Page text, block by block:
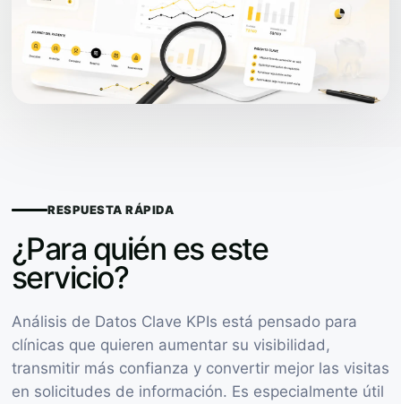
RESPUESTA RÁPIDA
¿Para quién es este
servicio?
Análisis de Datos Clave KPIs está pensado para
clínicas que quieren aumentar su visibilidad,
transmitir más confianza y convertir mejor las visitas
en solicitudes de información. Es especialmente útil